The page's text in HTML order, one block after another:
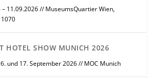
– 11.09.2026 // MuseumsQuartier Wien,
HOTEL SHOW MUNICH 2026
und 17. September 2026 // MOC Munich